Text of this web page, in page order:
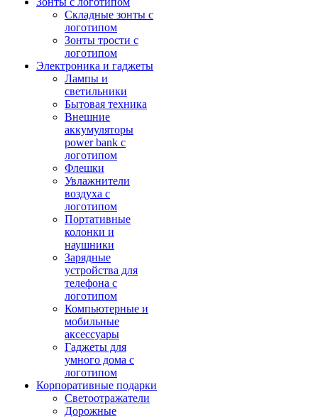
Складные зонты с
логотипом
Зонты трости с
логотипом
Электроника и гаджеты
Лампы и
светильники
Бытовая техника
Внешние
аккумуляторы
power bank с
логотипом
Флешки
Увлажнители
воздуха с
логотипом
Портативные
колонки и
наушники
Зарядные
устройства для
телефона с
логотипом
Компьютерные и
мобильные
аксессуары
Гаджеты для
умного дома с
логотипом
Корпоративные подарки
Светоотражатели
Дорожные